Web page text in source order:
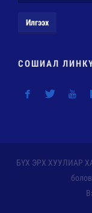
Илгээх
СОШИАЛ
БҮХ ЭРХ ХУУЛИАР